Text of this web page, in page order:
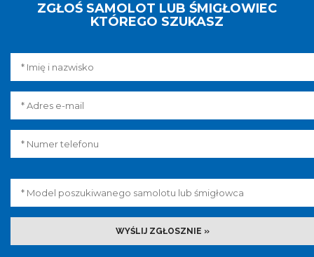
ZGŁOŚ SAMOLOT LUB ŚMIGŁOWIEC
KTÓREGO SZUKASZ
WYŚLIJ ZGŁOSZNIE »